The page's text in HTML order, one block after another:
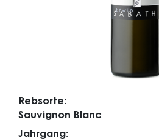
Rebsorte:
Sauvignon Blanc
Jahrgang: